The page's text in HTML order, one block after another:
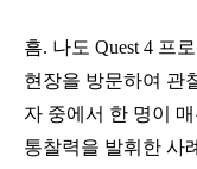
흠. 나도 Quest 4 프
현장을 방문하여 관
자 중에서 한 명이
통찰력을 발휘한 사